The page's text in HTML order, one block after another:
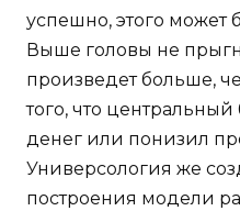
успешно, этого может
Выше головы не
произведет больше,
того, что
денег или понизил
Универсология же
построения модели